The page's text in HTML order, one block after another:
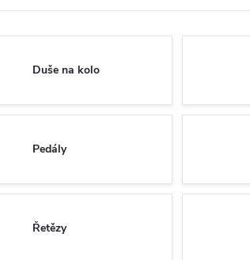
Duše na kolo
Pedály
Řetězy